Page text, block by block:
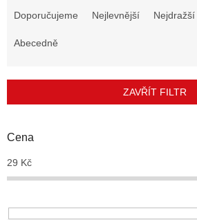
r
d
k
t
Doporučujeme Nejlevnější Nejdražší
Abecedně
ZAVŘÍT FILTR
Cena
29 Kč